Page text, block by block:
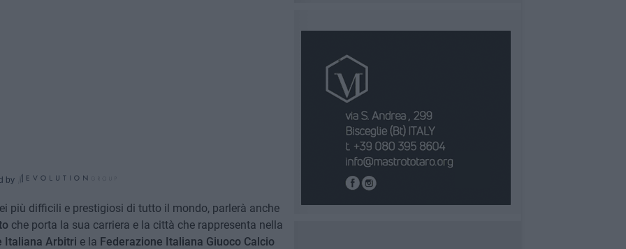
by
più difficili e prestigiosi di tutto il mondo, parlerà anche
che porta la sua carriera e la città che rappresenta nella
Italiana Arbitri e la Federazione Italiana Giuoco Calcio